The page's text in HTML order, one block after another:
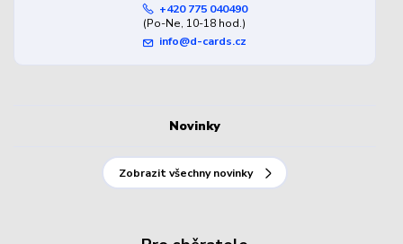
+420 775 040490
(Po-Ne, 10-18 hod.)
info@d-cards.cz
Novinky
Zobrazit všechny novinky